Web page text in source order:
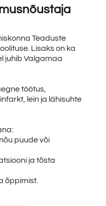
Teaduste
Lisaks on ka
juhib Valgamaa
töötus,
lein ja lähisuhte
puude või
ja tõsta
õppimist.